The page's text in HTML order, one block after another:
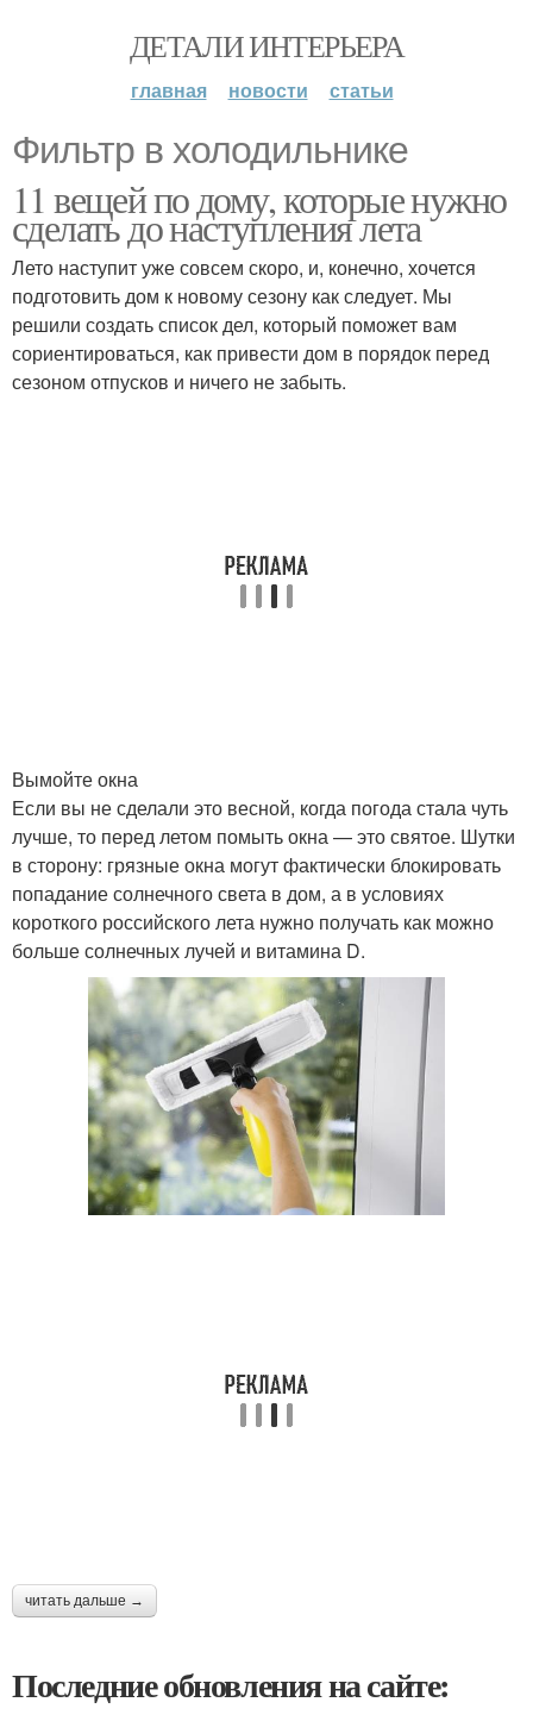
ДЕТАЛИ ИНТЕРЬЕРА
главная новости статьи
Фильтр в холодильнике
11 вещей по дому, которые нужно
сделать до наступления лета
Лето наступит уже совсем скоро, и, конечно, хочется
подготовить дом к новому сезону как следует. Мы
решили создать список дел, который поможет вам
сориентироваться, как привести дом в порядок перед
сезоном отпусков и ничего не забыть.
Вымойте окна
Если вы не сделали это весной, когда погода стала чуть
лучше, то перед летом помыть окна — это святое. Шутки
в сторону: грязные окна могут фактически блокировать
попадание солнечного света в дом, а в условиях
короткого российского лета нужно получать как можно
больше солнечных лучей и витамина D.
читать дальше →
Последние обновления на сайте: